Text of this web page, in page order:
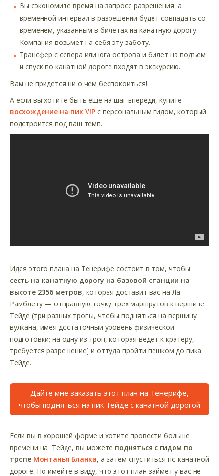
Вы сэкономите время на запросе разрешения, а
временной интервал в разрешении будет совпадать со
временем, указанным в билетах на канатную дорогу.
Компания возьмет на себя эту заботу.
Трансфер с севера или юга острова и билет на подъем
и спуск по канатной дороге входят в экскурсию.
Вам не придется ни о чем беспокоиться!
А если вы хотите быть еще на шаг впереди, купите
восхождение на пик VIP с персональным гидом, который
подстроится под ваш темп.
Идея этого плана на Тенерифе состоит в том, чтобы
сесть на канатную дорогу на базовой станции на
высоте 2356 метров, которая доставит вас на Ла-
Рамблету — отправную точку трех маршрутов к вершине
Тейде (три разных тропы, чтобы подняться на вершину
вулкана, имея достаточный уровень физической
подготовки; на одну из троп, которая ведет к кратеру,
требуется разрешение) и оттуда пройти пешком до пика
Тейде.
Дайте мне заказать этот план на Тенерифе,
чтобы подняться на пик Тейде с канатной дорогой
Если вы в хорошей форме и хотите провести больше
времени на Тейде, вы можете подняться с гидом по
тропе Монтанья Бланка, а затем спуститься по канатной
дороге. Но имейте в виду, что этот план займет у вас не